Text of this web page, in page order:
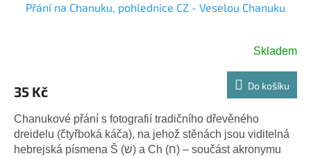
Přání na Chanuku, pohlednice CZ - Veselou Chanuku
Skladem
35 Kč Do košíku
Chanukové přání s fotografií tradičního dřevěného
dreidelu (čtyřboká káča), na jehož stěnách jsou viditelná
hebrejská písmena Š (שׁ) a Ch (ח) – součást akronymu